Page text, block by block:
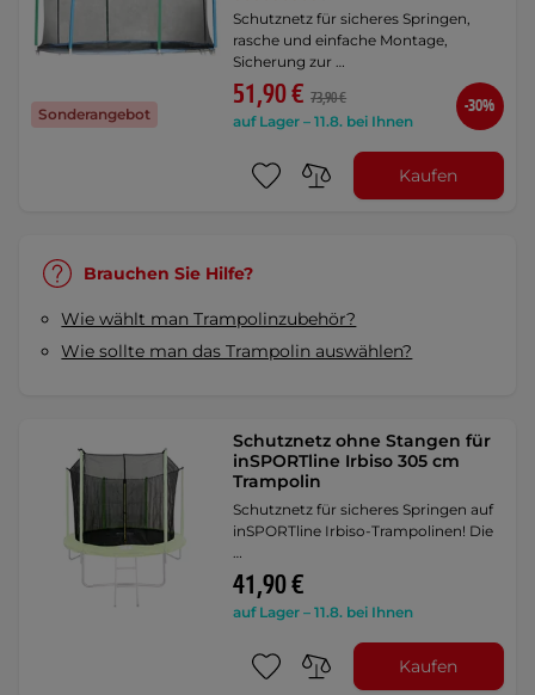
Sonderangebot
Schutznetz für sicheres Springen,
rasche und einfache Montage,
Sicherung zur …
51,90 € 73,90 €
auf Lager – 11.8. bei Ihnen
-30%
Kaufen
Brauchen Sie Hilfe?
Wie wählt man Trampolinzubehör?
Wie sollte man das Trampolin auswählen?
Schutznetz ohne Stangen für
inSPORTline Irbiso 305 cm
Trampolin
Schutznetz für sicheres Springen auf
inSPORTline Irbiso-Trampolinen! Die
…
41,90 €
auf Lager – 11.8. bei Ihnen
Kaufen